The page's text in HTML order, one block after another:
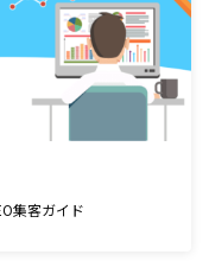
集客ガイド